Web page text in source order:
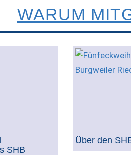
WARUM
SHB
Über den